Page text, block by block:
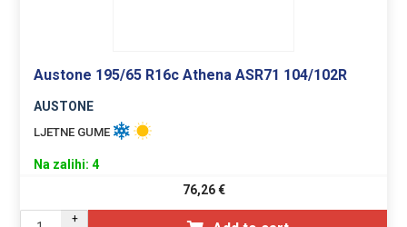
Austone 195/65 R16c Athena ASR71 104/102R
AUSTONE
LJETNE GUME
Na zalihi: 4
76,26€
+